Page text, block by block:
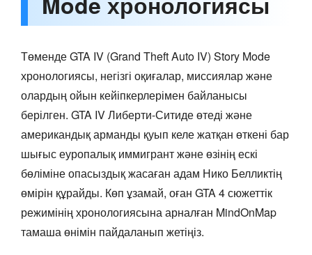
Төменде GTA IV (Grand Theft Auto IV) Story Mode
хронологиясы, негізгі оқиғалар, миссиялар және
олардың ойын кейіпкерлерімен байланысы
берілген. GTA IV Либерти-Ситиде өтеді және
американдық арманды қуып келе жатқан өткені бар
шығыс еуропалық иммигрант және өзінің ескі
бөліміне опасыздық жасаған адам Нико Белликтің
өмірін құрайды. Көп ұзамай, оған GTA 4 сюжеттік
режимінің хронологиясына арналған MindOnMap
тамаша өнімін пайдаланып жетіңіз.